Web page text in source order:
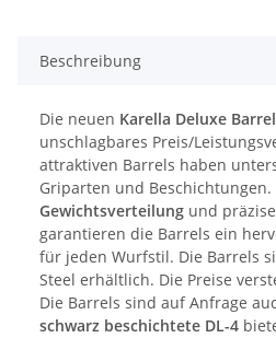
Beschreibung
Die neuen Karella Deluxe
unschlagbares Preis/
attraktiven Barrels haben
Griparten und Beschichtungen.
Gewichtsverteilung und
garantieren die Barrels ein
für jeden Wurfstil. Die Barrels
Steel erhältlich. Die Preise
Die Barrels sind auf Anfrage
schwarz beschichtete DL-4